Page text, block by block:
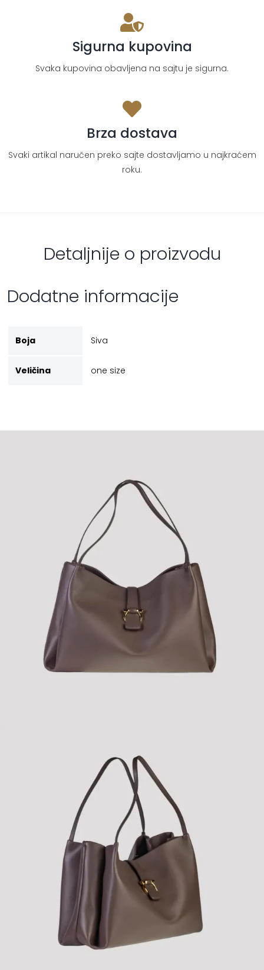
Sigurna kupovina
Svaka kupovina obavljena na sajtu je sigurna.
Brza dostava
Svaki artikal naručen preko sajte dostavljamo u najkraćem
roku.
Detaljnije o proizvodu
Dodatne informacije
Boja Siva
Veličina one size